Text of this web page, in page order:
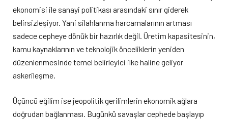
ekonomisi ile sanayi politikası arasındaki sınır giderek
belirsizleşiyor. Yani silahlanma harcamalarının artması
sadece cepheye dönük bir hazırlık değil. Üretim kapasitesinin,
kamu kaynaklarının ve teknolojik önceliklerin yeniden
düzenlenmesinde temel belirleyici ilke haline geliyor
askerileşme.
Üçüncü eğilim ise jeopolitik gerilimlerin ekonomik ağlara
doğrudan bağlanması. Bugünkü savaşlar cephede başlayıp